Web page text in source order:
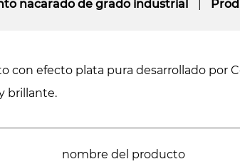
nacarado de grado industrial
con efecto plata pura desarrollado por
brillante.
nombre del producto